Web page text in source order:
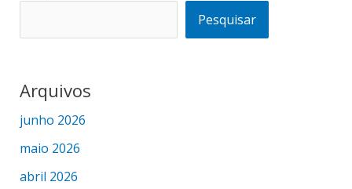
Pesquisar
Arquivos
junho 2026
maio 2026
abril 2026